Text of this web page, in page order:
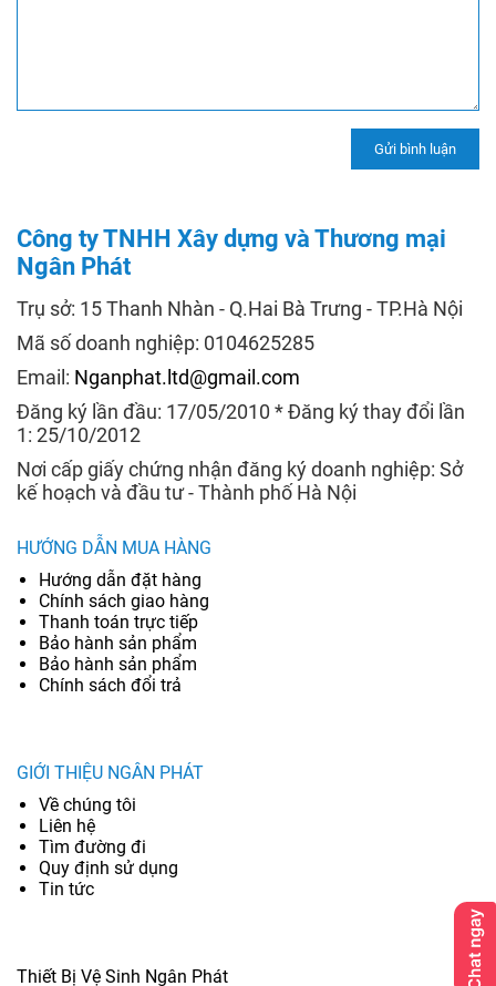
Công ty TNHH Xây dựng và Thương mại
Ngân Phát
Trụ sở: 15 Thanh Nhàn - Q.Hai Bà Trưng - TP.Hà Nội
Mã số doanh nghiệp: 0104625285
Email: Nganphat.ltd@gmail.com
Đăng ký lần đầu: 17/05/2010 * Đăng ký thay đổi lần
1: 25/10/2012
Nơi cấp giấy chứng nhận đăng ký doanh nghiệp: Sở
kế hoạch và đầu tư - Thành phố Hà Nội
HƯỚNG DẪN MUA HÀNG
Hướng dẫn đặt hàng
Chính sách giao hàng
Thanh toán trực tiếp
Bảo hành sản phẩm
Bảo hành sản phẩm
Chính sách đổi trả
GIỚI THIỆU NGÂN PHÁT
Về chúng tôi
Liên hệ
Tìm đường đi
Quy định sử dụng
Tin tức
Thiết Bị Vệ Sinh Ngân Phát